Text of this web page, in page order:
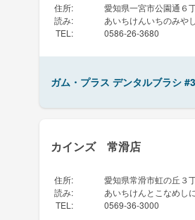
住所:
愛知県一宮市公園通６
読み:
あいちけんいちのみや
TEL : 0586-26-3680
ガム・プラス デンタルブラシ
カインズ 常滑店
住所:
愛知県常滑市虹の丘３
読み:
あいちけんとこなめし
TEL : 0569-36-3000